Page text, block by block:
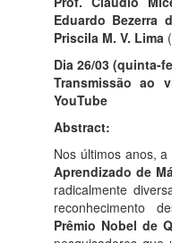
Eduardo Bezerra
Priscila M. V. Lima
Dia 26/03 (quinta-
Transmissão ao
YouTube
Abstract:
Nos últimos anos, a
Aprendizado de
radicalmente
reconhecimento
Prêmio Nobel de